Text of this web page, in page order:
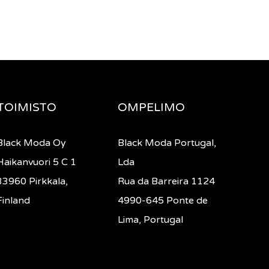
Moda Oy
5 C 1
Pirkkala,
OMPELIMO
Black Moda Portugal,
Lda
Rua da Barreira 1124
4990-645 Ponte de
Lima, Portugal